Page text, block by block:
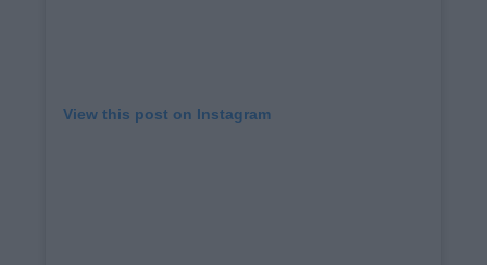
View this post on Instagram